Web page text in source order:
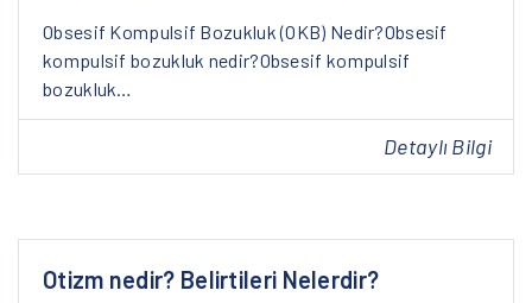
Obsesif Kompulsif Bozukluk (OKB) Nedir?Obsesif
kompulsif bozukluk nedir?Obsesif kompulsif
bozukluk…
Detaylı Bilgi
Otizm nedir? Belirtileri Nelerdir?